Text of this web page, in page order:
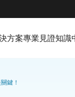
方案專業見證知識
鍵！